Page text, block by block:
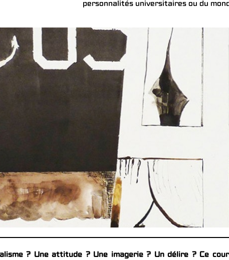
personnalités universitaires ou du
? Une attitude ? Une imagerie ? Un délire ? Ce